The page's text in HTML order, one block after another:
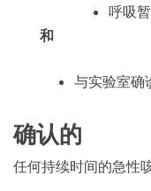
呼吸
和
与实验室确
确认的
任何持续时间的急性